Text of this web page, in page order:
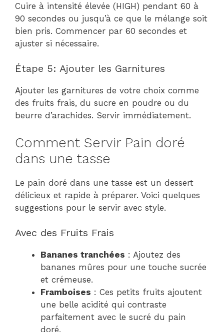
Cuire à intensité élevée (HIGH) pendant 60 à
90 secondes ou jusqu’à ce que le mélange soit
bien pris. Commencer par 60 secondes et
ajuster si nécessaire.
Étape 5: Ajouter les Garnitures
Ajouter les garnitures de votre choix comme
des fruits frais, du sucre en poudre ou du
beurre d’arachides. Servir immédiatement.
Comment Servir Pain doré
dans une tasse
Le pain doré dans une tasse est un dessert
délicieux et rapide à préparer. Voici quelques
suggestions pour le servir avec style.
Avec des Fruits Frais
Bananes tranchées : Ajoutez des
bananes mûres pour une touche sucrée
et crémeuse.
Framboises : Ces petits fruits ajoutent
une belle acidité qui contraste
parfaitement avec le sucré du pain
doré.